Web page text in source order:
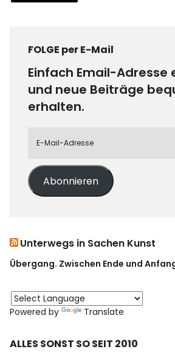
FOLGE per E-Mail
Einfach Email-Adresse
und neue Beiträge
erhalten.
Abonnieren
Unterwegs in Sachen Kunst
Übergang. Zwischen Ende und
Powered by Translate
ALLES SONST SO SEIT 2010